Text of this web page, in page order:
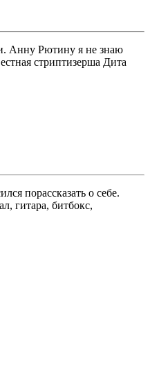
Анну Рютину я не знаю
стриптизерша Дита
порассказать о себе.
гитара, битбокс,